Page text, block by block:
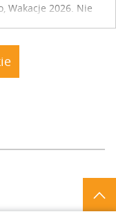
Wakacje 2026. Nie